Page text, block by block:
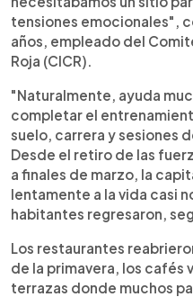
tensiones emocionales",
años, empleado del
Roja (CICR).
"Naturalmente, ayuda
completar el
suelo, carrera y sesiones
Desde el retiro de las
a finales de marzo, la
lentamente a la vida casi
habitantes regresaron,
Los restaurantes
de la primavera, los cafés
terrazas donde muchos